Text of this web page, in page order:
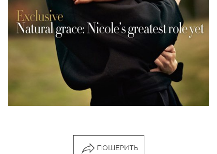
ПОШЕРИТЬ